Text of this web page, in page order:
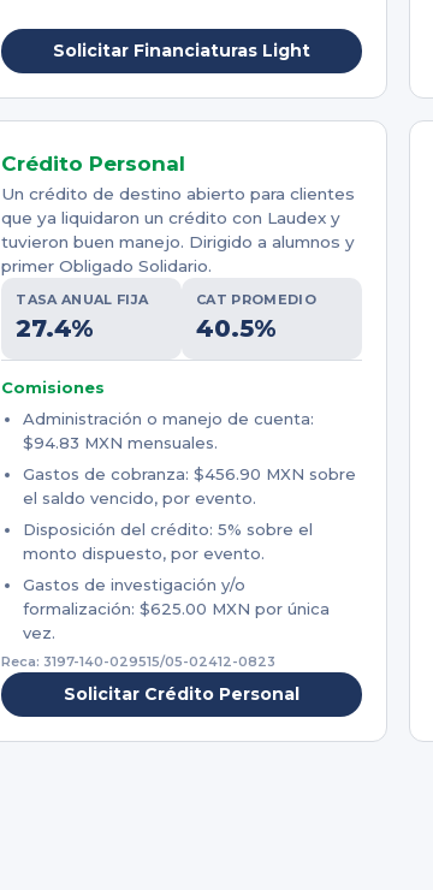
Solicitar Financiaturas Light
Crédito Personal
Un crédito de destino abierto para clientes
que ya liquidaron un crédito con Laudex y
tuvieron buen manejo. Dirigido a alumnos y
primer Obligado Solidario.
TASA ANUAL FIJA
27.4%
CAT PROMEDIO
40.5%
Comisiones
Administración o manejo de cuenta:
$94.83 MXN mensuales.
Gastos de cobranza: $456.90 MXN sobre
el saldo vencido, por evento.
Disposición del crédito: 5% sobre el
monto dispuesto, por evento.
Gastos de investigación y/o
formalización: $625.00 MXN por única
vez.
Reca: 3197-140-029515/05-02412-0823
Solicitar Crédito Personal